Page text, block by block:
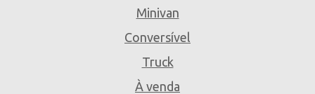
Minivan
Conversível
Truck
À venda